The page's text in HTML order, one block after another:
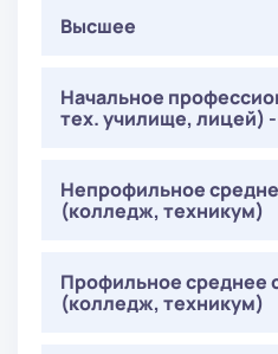
Высшее
Обязательные( Онлайн-
Профессиональное
Русский язык
Педагогика: 40 баллов
Начальное
тех. училище, лицей)
Обязательные( Онлайн-
Профессиональное
Обществознание
Русский язык: 36 баллов
Непрофильное
(колледж, техникум)
Обязательные( Онлайн-
Профессиональное
Профильное среднее
(колледж, техникум)